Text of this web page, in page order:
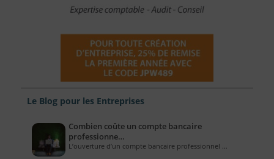
Le Blog pour les Entreprises
Combien coûte un compte bancaire
professionne…
L’ouverture d’un compte bancaire professionnel …